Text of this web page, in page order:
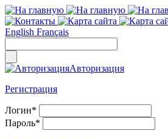
English Français
Авторизация
Регистрация
Логин*
Пароль*